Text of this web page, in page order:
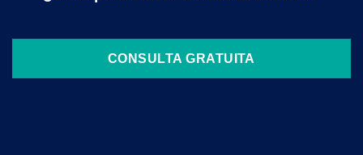
CONSULTA GRATUITA